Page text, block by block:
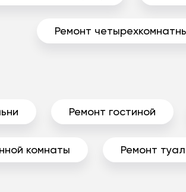
Ремонт
Ремонт гостиной
комнаты Ремонт